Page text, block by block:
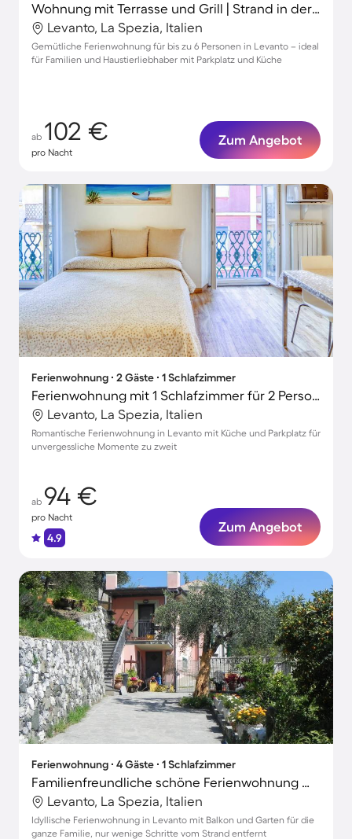
Wohnung mit Terrasse und Grill | Strand in der Nähe | Hunde erlaubt
Levanto, La Spezia, Italien
Gemütliche Ferienwohnung für bis zu 6 Personen in Levanto – ideal
für Familien und Haustierliebhaber mit Parkplatz und Küche
ab 102 €
pro Nacht
Zum Angebot
Ferienwohnung ∙ 2 Gäste ∙ 1 Schlafzimmer
Ferienwohnung mit 1 Schlafzimmer für 2 Personen
Levanto, La Spezia, Italien
Romantische Ferienwohnung in Levanto mit Küche und Parkplatz für
unvergessliche Momente zu zweit
ab 94 €
pro Nacht
4.9
Zum Angebot
Ferienwohnung ∙ 4 Gäste ∙ 1 Schlafzimmer
Familienfreundliche schöne Ferienwohnung mit Grill und Garten
Levanto, La Spezia, Italien
Idyllische Ferienwohnung in Levanto mit Balkon und Garten für die
ganze Familie, nur wenige Schritte vom Strand entfernt